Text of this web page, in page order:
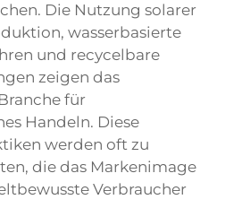
Die Nutzung solarer
wasserbasierte
und recycelbare
zeigen das
für
Handeln. Diese
werden oft zu
die das Markenimage
Verbraucher